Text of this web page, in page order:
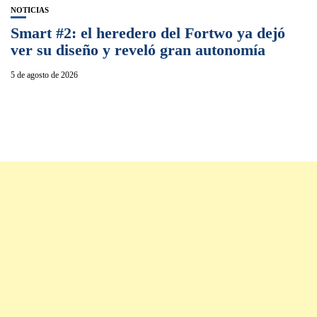
NOTICIAS
Smart #2: el heredero del Fortwo ya dejó
ver su diseño y reveló gran autonomía
5 de agosto de 2026